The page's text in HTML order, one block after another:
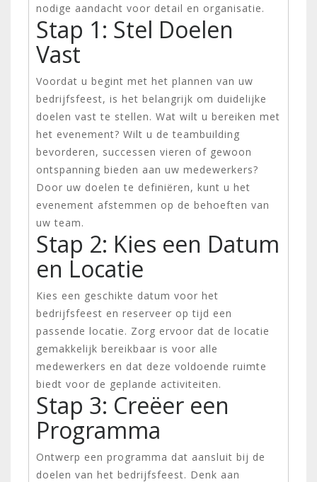
nodige aandacht voor detail en organisatie.
Stap 1: Stel Doelen
Vast
Voordat u begint met het plannen van uw
bedrijfsfeest, is het belangrijk om duidelijke
doelen vast te stellen. Wat wilt u bereiken met
het evenement? Wilt u de teambuilding
bevorderen, successen vieren of gewoon
ontspanning bieden aan uw medewerkers?
Door uw doelen te definiëren, kunt u het
evenement afstemmen op de behoeften van
uw team.
Stap 2: Kies een Datum
en Locatie
Kies een geschikte datum voor het
bedrijfsfeest en reserveer op tijd een
passende locatie. Zorg ervoor dat de locatie
gemakkelijk bereikbaar is voor alle
medewerkers en dat deze voldoende ruimte
biedt voor de geplande activiteiten.
Stap 3: Creëer een
Programma
Ontwerp een programma dat aansluit bij de
doelen van het bedrijfsfeest. Denk aan